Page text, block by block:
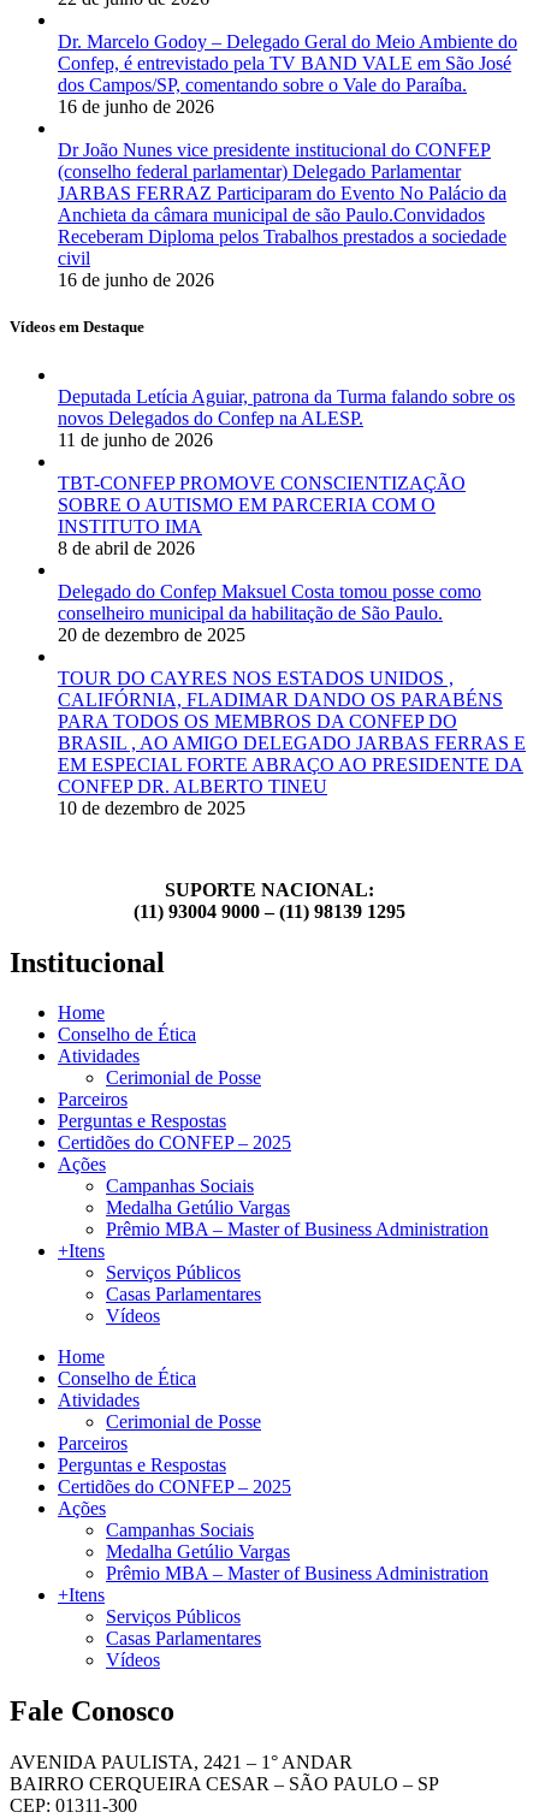
Dr. Marcelo Godoy – Delegado Geral do Meio Ambiente do
Confep, é entrevistado pela TV BAND VALE em São José
dos Campos/SP, comentando sobre o Vale do Paraíba.
16 de junho de 2026
Dr João Nunes vice presidente institucional do CONFEP
(conselho federal parlamentar) Delegado Parlamentar
JARBAS FERRAZ Participaram do Evento No Palácio da
Anchieta da câmara municipal de são Paulo.Convidados
Receberam Diploma pelos Trabalhos prestados a sociedade
civil
16 de junho de 2026
Vídeos em Destaque
Deputada Letícia Aguiar, patrona da Turma falando sobre os
novos Delegados do Confep na ALESP.
11 de junho de 2026
TBT-CONFEP PROMOVE CONSCIENTIZAÇÃO
SOBRE O AUTISMO EM PARCERIA COM O
INSTITUTO IMA
8 de abril de 2026
Delegado do Confep Maksuel Costa tomou posse como
conselheiro municipal da habilitação de São Paulo.
20 de dezembro de 2025
TOUR DO CAYRES NOS ESTADOS UNIDOS ,
CALIFÓRNIA, FLADIMAR DANDO OS PARABÉNS
PARA TODOS OS MEMBROS DA CONFEP DO
BRASIL , AO AMIGO DELEGADO JARBAS FERRAS E
EM ESPECIAL FORTE ABRAÇO AO PRESIDENTE DA
CONFEP DR. ALBERTO TINEU
10 de dezembro de 2025
SUPORTE NACIONAL:
(11) 93004 9000 – (11) 98139 1295
Institucional
Home
Conselho de Ética
Atividades
Cerimonial de Posse
Parceiros
Perguntas e Respostas
Certidões do CONFEP – 2025
Ações
Campanhas Sociais
Medalha Getúlio Vargas
Prêmio MBA – Master of Business Administration
+Itens
Serviços Públicos
Casas Parlamentares
Vídeos
Home
Conselho de Ética
Atividades
Cerimonial de Posse
Parceiros
Perguntas e Respostas
Certidões do CONFEP – 2025
Ações
Campanhas Sociais
Medalha Getúlio Vargas
Prêmio MBA – Master of Business Administration
+Itens
Serviços Públicos
Casas Parlamentares
Vídeos
Fale Conosco
AVENIDA PAULISTA, 2421 – 1° ANDAR
BAIRRO CERQUEIRA CESAR – SÃO PAULO – SP
CEP: 01311-300